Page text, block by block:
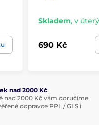
Skladem, v úterý
690 Kč
nad 2000 Kč
nad 2000 Kč vám doručíme
dopravce PPL / GLS i